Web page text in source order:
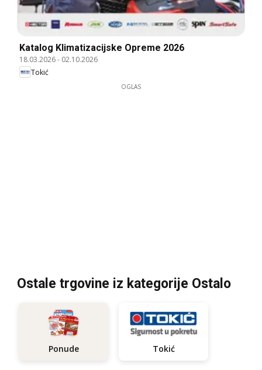
Katalog Klimatizacijske Opreme 2026
18.03.2026- 02.10.2026
Tokić
OGLAS
Ostale trgovine iz kategorije Ostalo
Ponude Tokić